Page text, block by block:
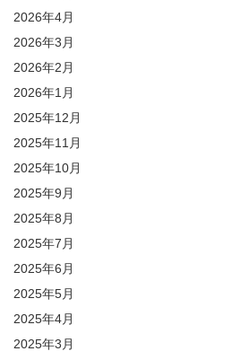
2026年4月
2026年3月
2026年2月
2026年1月
2025年12月
2025年11月
2025年10月
2025年9月
2025年8月
2025年7月
2025年6月
2025年5月
2025年4月
2025年3月